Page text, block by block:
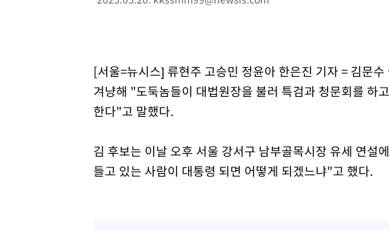
[서울=뉴시스] 류현주 고승민 정윤아 한은진 기자 = 김문
겨냥해 "도둑놈들이 대법원장을 불러 특검과 청문회를 하
한다"고 말했다.
김 후보는 이날 오후 서울 강서구 남부골목시장 유세 연설
들고 있는 사람이 대통령 되면 어떻게 되겠느냐"고 했다.